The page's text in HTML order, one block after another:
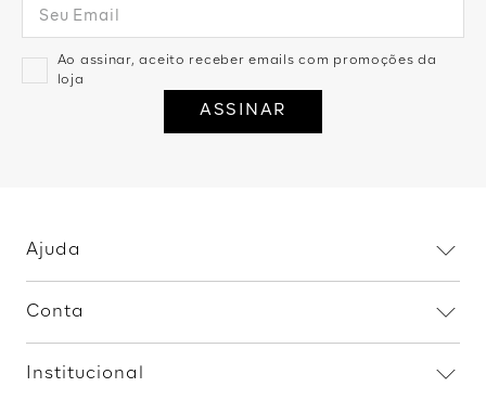
Ao assinar, aceito receber emails com promoções da
loja
ASSINAR
Ajuda
Conta
Institucional